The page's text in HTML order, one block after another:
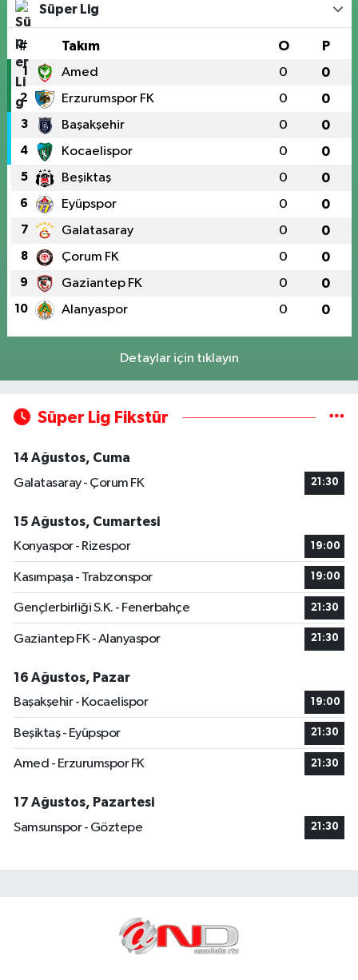
Süper Lig
# Takım O P
1 Amed 0 0
2 Erzurumspor FK 0 0
3 Başakşehir 0 0
4 Kocaelispor 0 0
5 Beşiktaş 0 0
6 Eyüpspor 0 0
7 Galatasaray 0 0
8 Çorum FK 0 0
9 Gaziantep FK 0 0
10 Alanyaspor 0 0
Detaylar için tıklayın
Süper Lig Fikstür
14 Ağustos, Cuma
Galatasaray - Çorum FK
21:30
15 Ağustos, Cumartesi
Konyaspor - Rizespor
19:00
Kasımpaşa - Trabzonspor 19:00
Gençlerbirliği S.K. - Fenerbahçe 21:30
Gaziantep FK - Alanyaspor 21:30
16 Ağustos, Pazar
Başakşehir - Kocaelispor
19:00
Beşiktaş - Eyüpspor 21:30
Amed - Erzurumspor FK 21:30
17 Ağustos, Pazartesi
Samsunspor - Göztepe
21:30